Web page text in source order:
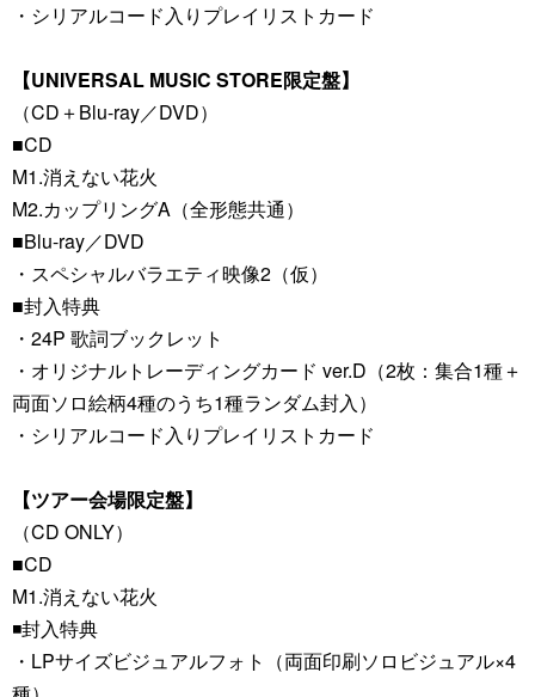
・シリアルコード入りプレイリストカード
【UNIVERSAL MUSIC STORE限定盤】
（CD＋Blu-ray／DVD）
■CD
M1.消えない花火
M2.カップリングA（全形態共通）
■Blu-ray／DVD
・スペシャルバラエティ映像2（仮）
■封入特典
・24P 歌詞ブックレット
・オリジナルトレーディングカード ver.D（2枚：集合1種＋
両面ソロ絵柄4種のうち1種ランダム封入）
・シリアルコード入りプレイリストカード
【ツアー会場限定盤】
（CD ONLY）
■CD
M1.消えない花火
◾️封入特典
・LPサイズビジュアルフォト（両面印刷ソロビジュアル×4